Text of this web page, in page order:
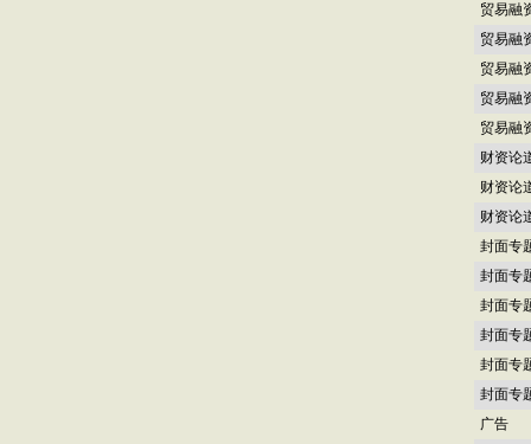
贸易融
贸易融
贸易融
贸易融
贸易融
财资论
财资论
财资论
封面专
封面专
封面专
封面专
封面专
封面专
广告